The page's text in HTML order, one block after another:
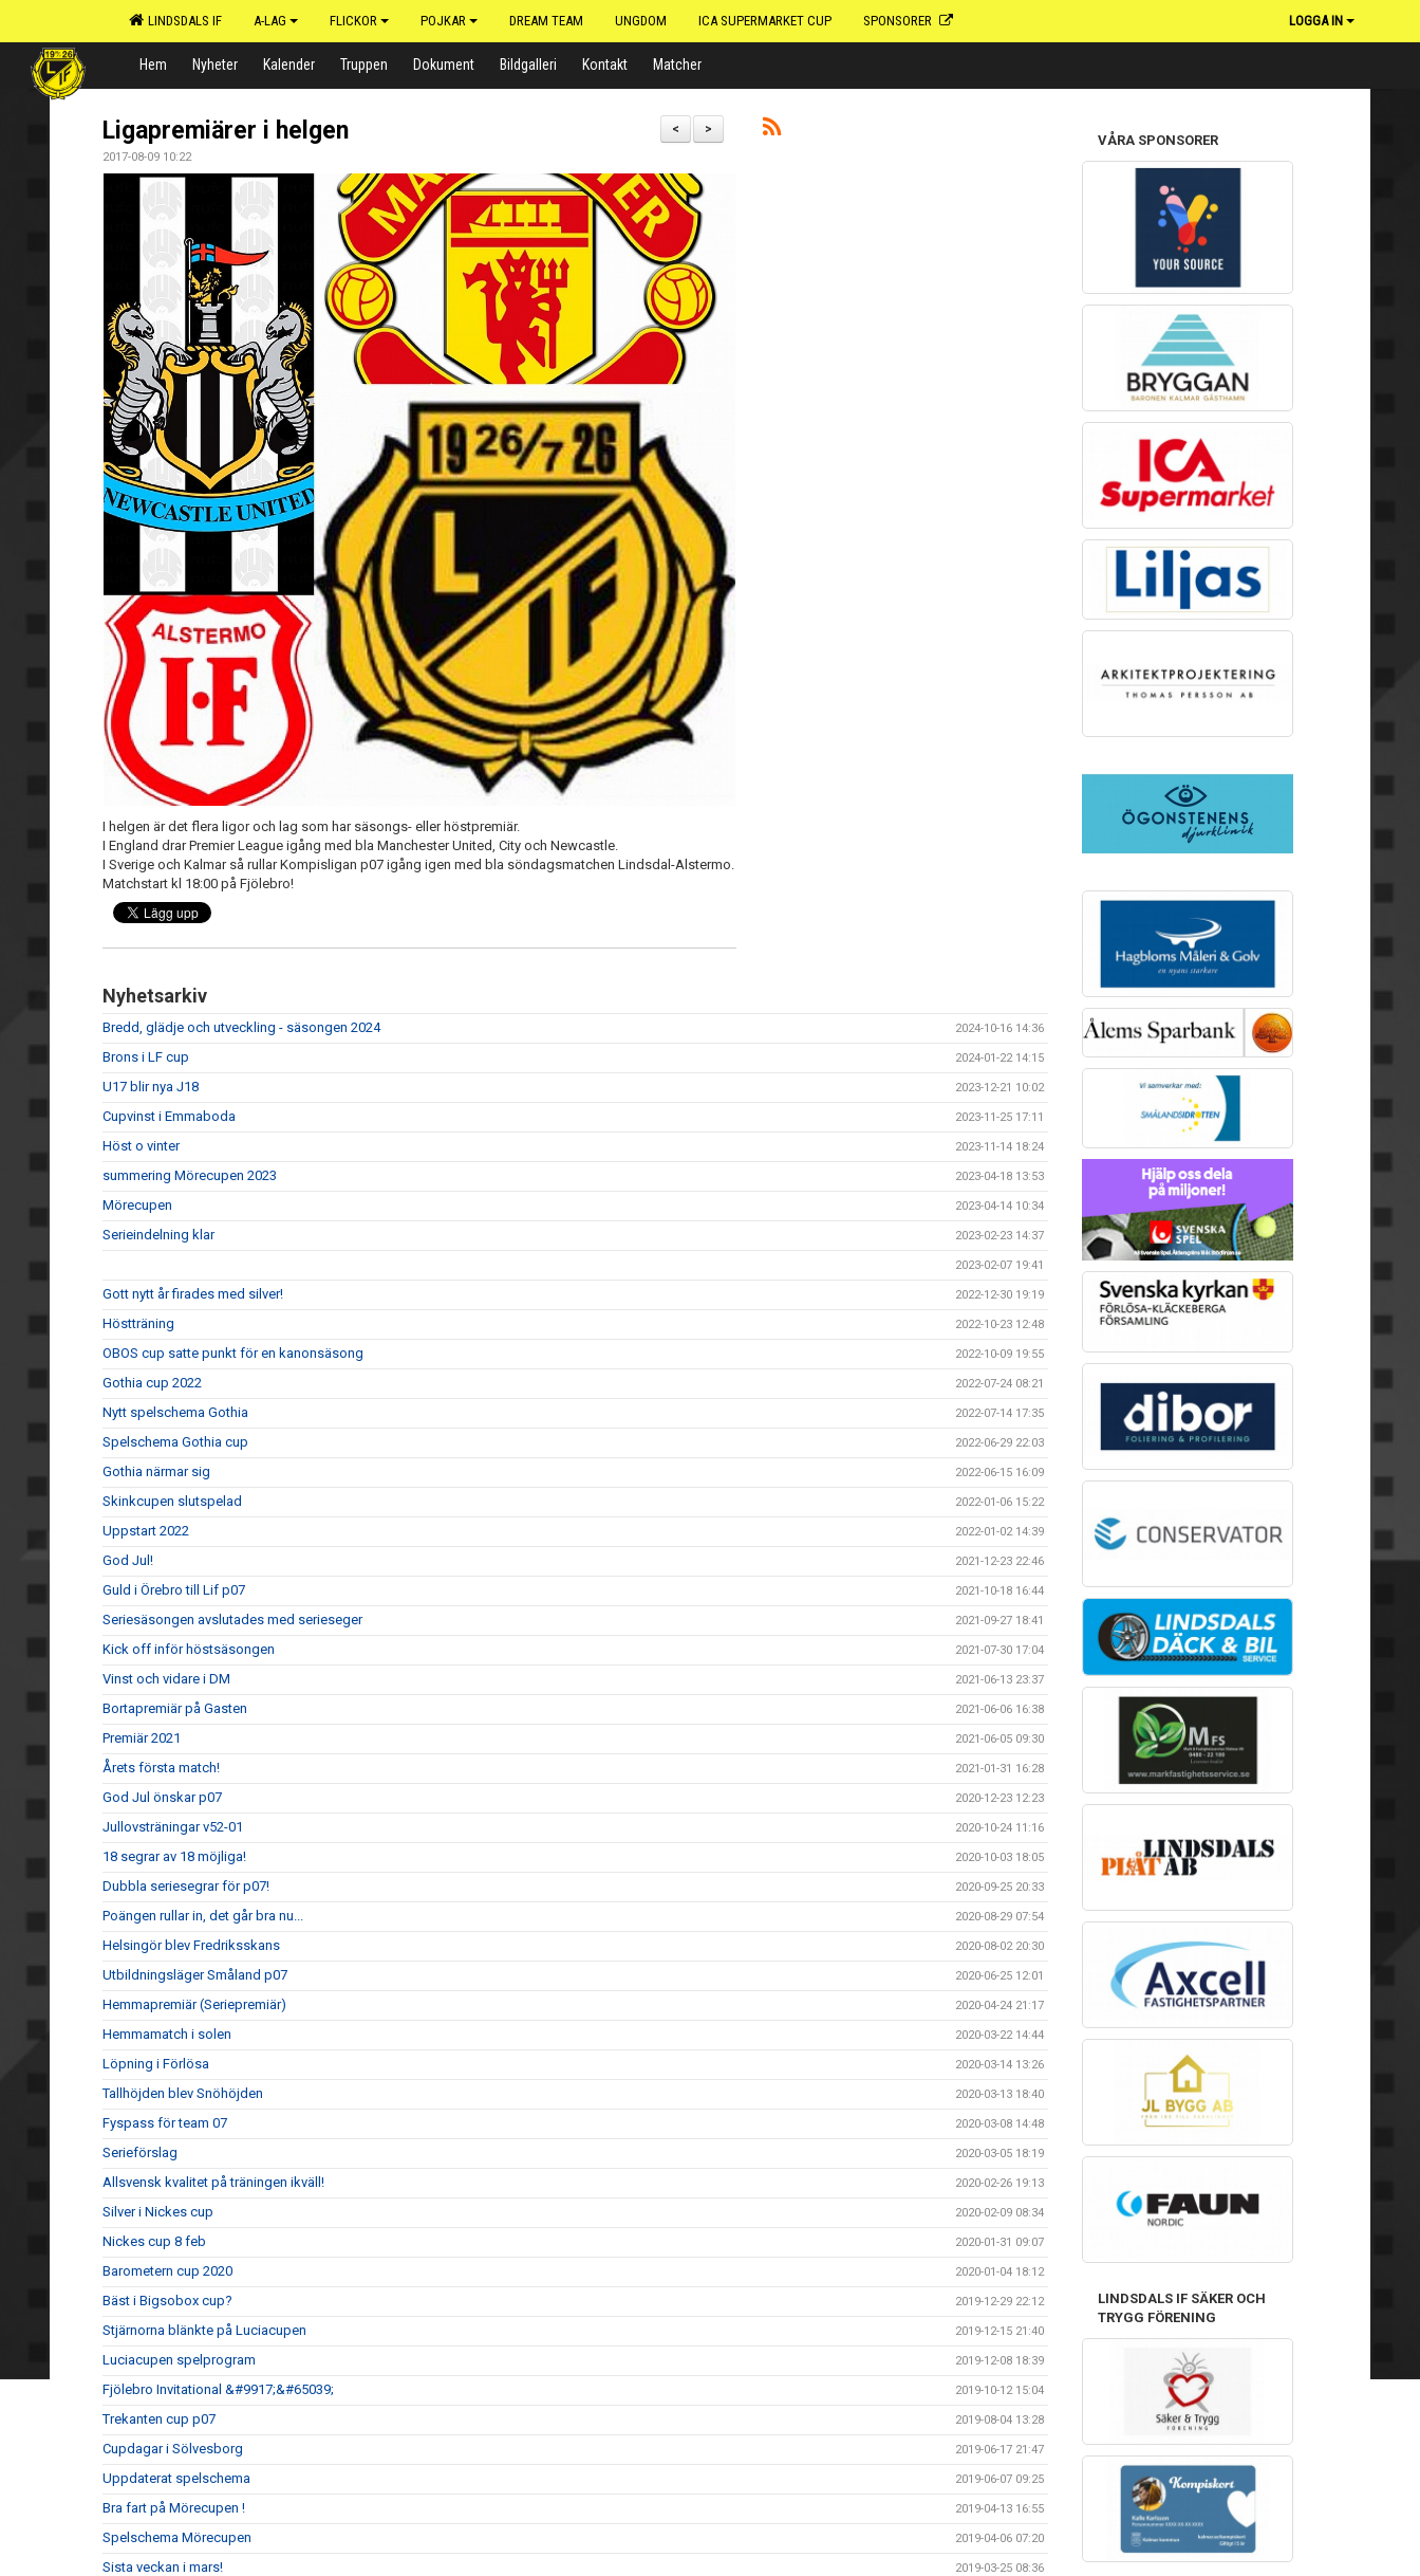
LINDSDALS IF A-LAG FLICKOR POJKAR DREAM TEAM UNGDOM ICA SUPERMARKET CUP SPONSORER LOGGA IN
Hem Nyheter Kalender Truppen Dokument Bildgalleri Kontakt Matcher
>
<
Ligapremiärer i helgen
2017-08-09 10:22
I helgen är det flera ligor och lag som har säsongs- eller höstpremiär.
I England drar Premier League igång med bla Manchester United, City och Newcastle.
I Sverige och Kalmar så rullar Kompisligan p07 igång igen med bla söndagsmatchen Lindsdal-Alstermo.
Matchstart kl 18:00 på Fjölebro!
Nyhetsarkiv
Bredd, glädje och utveckling - säsongen 2024 2024-10-16 14:36
Brons i LF cup 2024-01-22 14:15
U17 blir nya J18 2023-12-21 10:02
Cupvinst i Emmaboda 2023-11-25 17:11
Höst o vinter 2023-11-14 18:24
summering Mörecupen 2023 2023-04-18 13:53
Mörecupen 2023-04-14 10:34
Serieindelning klar 2023-02-23 14:37
2023-02-07 19:41
Gott nytt år firades med silver! 2022-12-30 19:19
Höstträning 2022-10-23 12:48
OBOS cup satte punkt för en kanonsäsong 2022-10-09 19:55
Gothia cup 2022 2022-07-24 08:21
Nytt spelschema Gothia 2022-07-14 17:35
Spelschema Gothia cup 2022-06-29 22:03
Gothia närmar sig 2022-06-15 16:09
Skinkcupen slutspelad 2022-01-06 15:22
Uppstart 2022 2022-01-02 14:39
God Jul! 2021-12-23 22:46
Guld i Örebro till Lif p07 2021-10-18 16:44
Seriesäsongen avslutades med serieseger 2021-09-27 18:41
Kick off inför höstsäsongen 2021-07-30 17:04
Vinst och vidare i DM 2021-06-13 23:37
Bortapremiär på Gasten 2021-06-06 16:38
Premiär 2021 2021-06-05 09:30
Årets första match! 2021-01-31 16:28
God Jul önskar p07 2020-12-23 12:23
Jullovsträningar v52-01 2020-10-24 11:16
18 segrar av 18 möjliga! 2020-10-03 18:05
Dubbla seriesegrar för p07! 2020-09-25 20:33
Poängen rullar in, det går bra nu... 2020-08-29 07:54
Helsingör blev Fredriksskans 2020-08-02 20:30
Utbildningsläger Småland p07 2020-06-25 12:01
Hemmapremiär (Seriepremiär) 2020-04-24 21:17
Hemmamatch i solen 2020-03-22 14:44
Löpning i Förlösa 2020-03-14 13:26
Tallhöjden blev Snöhöjden 2020-03-13 18:40
Fyspass för team 07 2020-03-08 14:48
Serieförslag 2020-03-05 18:19
Allsvensk kvalitet på träningen ikväll! 2020-02-26 19:13
Silver i Nickes cup 2020-02-09 08:34
Nickes cup 8 feb 2020-01-31 09:07
Barometern cup 2020 2020-01-04 18:12
Bäst i Bigsobox cup? 2019-12-29 22:12
Stjärnorna blänkte på Luciacupen 2019-12-15 21:40
Luciacupen spelprogram 2019-12-08 18:39
Fjölebro Invitational &#9917;&#65039; 2019-10-12 15:04
Trekanten cup p07 2019-08-04 13:28
Cupdagar i Sölvesborg 2019-06-17 21:47
Uppdaterat spelschema 2019-06-07 09:25
Bra fart på Mörecupen ! 2019-04-13 16:55
Spelschema Mörecupen 2019-04-06 07:20
Sista veckan i mars! 2019-03-25 08:36
VÅRA SPONSORER
LINDSDALS IF SÄKER OCH
TRYGG FÖRENING